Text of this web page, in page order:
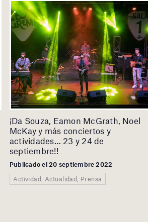
¡Da Souza, Eamon McGrath, Noel
McKay y más conciertos y
actividades… 23 y 24 de
septiembre!!
Publicado el 20 septiembre 2022
Actividad, Actualidad, Prensa